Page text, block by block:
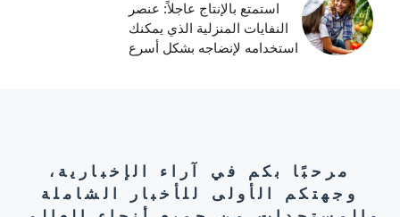
استمتع بالإنتاج عاجلاً: عنصر
النفايات المنزلية الذي يمكنك
استخدامه لإنضاجه بشكل أسرع
مرحبًا بكم في آراء الإخبارية،
وجهتكم الأولى للأخبار الشاملة